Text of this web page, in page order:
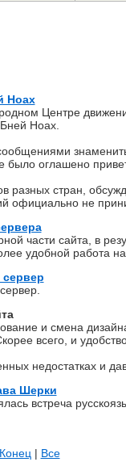
Ноах
Центре
Ноах.
было оглашено
разных стран,
официально не
части сайта, в
удобной работа на
и смена
всего, и
недостатках и
Шерки
встреча
Конец | Все